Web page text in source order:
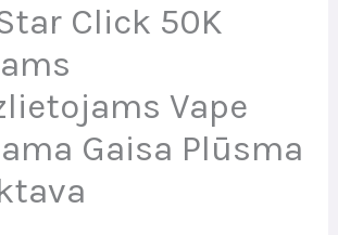
Click 50K
Vape
Gaisa Plūsma